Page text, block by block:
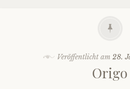
Veröffentlicht am 28.
Origo